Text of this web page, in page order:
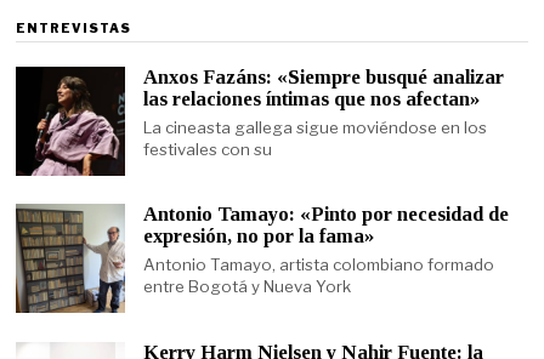
ENTREVISTAS
Anxos Fazáns: «Siempre busqué analizar
las relaciones íntimas que nos afectan»
La cineasta gallega sigue moviéndose en los
festivales con su
Antonio Tamayo: «Pinto por necesidad de
expresión, no por la fama»
Antonio Tamayo, artista colombiano formado
entre Bogotá y Nueva York
Kerry Harm Nielsen y Nahir Fuente: la